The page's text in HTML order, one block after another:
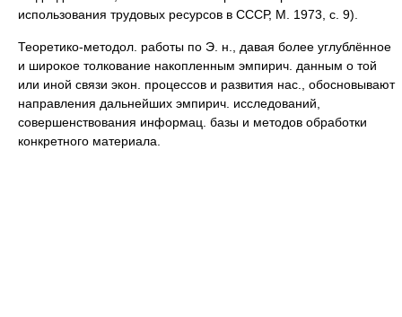
использования трудовых ресурсов в СССР, М. 1973, с. 9).
Теоретико-методол. работы по Э. н., давая более углублённое
и широкое толкование накопленным эмпирич. данным о той
или иной связи экон. процессов и развития нас., обосновывают
направления дальнейших эмпирич. исследований,
совершенствования информац. базы и методов обработки
конкретного материала.